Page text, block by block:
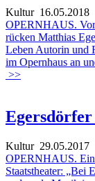
Kultur16.05.2018
OPERNHAUS.
rücken Matthias
Leben Autorin und
im Opernhaus an
>>
Kultur29.05.2017
OPERNHAUS.
Staatstheater: „Bei